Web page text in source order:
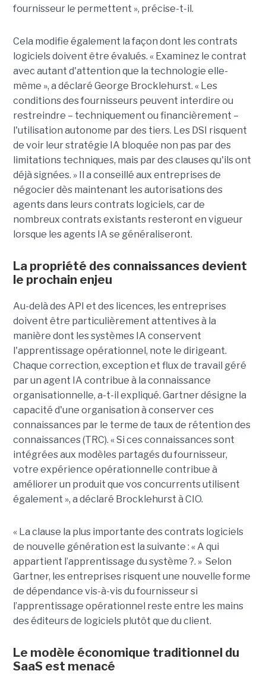
fournisseur le permettent », précise-t-il.
Cela modifie également la façon dont les contrats
logiciels doivent être évalués. « Examinez le contrat
avec autant d'attention que la technologie elle-
même », a déclaré George Brocklehurst. « Les
conditions des fournisseurs peuvent interdire ou
restreindre – techniquement ou financièrement – ​​
l'utilisation autonome par des tiers. Les DSI risquent
de voir leur stratégie IA bloquée non pas par des
limitations techniques, mais par des clauses qu'ils ont
déjà signées. » Il a conseillé aux entreprises de
négocier dès maintenant les autorisations des
agents dans leurs contrats logiciels, car de
nombreux contrats existants resteront en vigueur
lorsque les agents IA se généraliseront.
La propriété des connaissances devient
le prochain enjeu
Au-delà des API et des licences, les entreprises
doivent être particulièrement attentives à la
manière dont les systèmes IA conservent
l'apprentissage opérationnel, note le dirigeant.
Chaque correction, exception et flux de travail géré
par un agent IA contribue à la connaissance
organisationnelle, a-t-il expliqué. Gartner désigne la
capacité d'une organisation à conserver ces
connaissances par le terme de taux de rétention des
connaissances (TRC). « Si ces connaissances sont
intégrées aux modèles partagés du fournisseur,
votre expérience opérationnelle contribue à
améliorer un produit que vos concurrents utilisent
également », a déclaré Brocklehurst à CIO.
« La clause la plus importante des contrats logiciels
de nouvelle génération est la suivante : « A qui
appartient l’apprentissage du système ?. » Selon
Gartner, les entreprises risquent une nouvelle forme
de dépendance vis-à-vis du fournisseur si
l’apprentissage opérationnel reste entre les mains
des éditeurs de logiciels plutôt que du client.
Le modèle économique traditionnel du
SaaS est menacé